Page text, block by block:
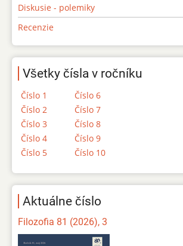
Diskusie - polemiky
Recenzie
Všetky čísla v ročníku
Číslo 1
Číslo 2
Číslo 3
Číslo 4
Číslo 5
Číslo 6
Číslo 7
Číslo 8
Číslo 9
Číslo 10
Aktuálne číslo
Filozofia 81 (2026), 3